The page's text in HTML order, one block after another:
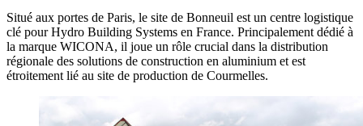
Situé aux portes de Paris, le site de Bonneuil est un centre logistique
clé pour Hydro Building Systems en France. Principalement dédié à
la marque WICONA, il joue un rôle crucial dans la distribution
régionale des solutions de construction en aluminium et est
étroitement lié au site de production de Courmelles.